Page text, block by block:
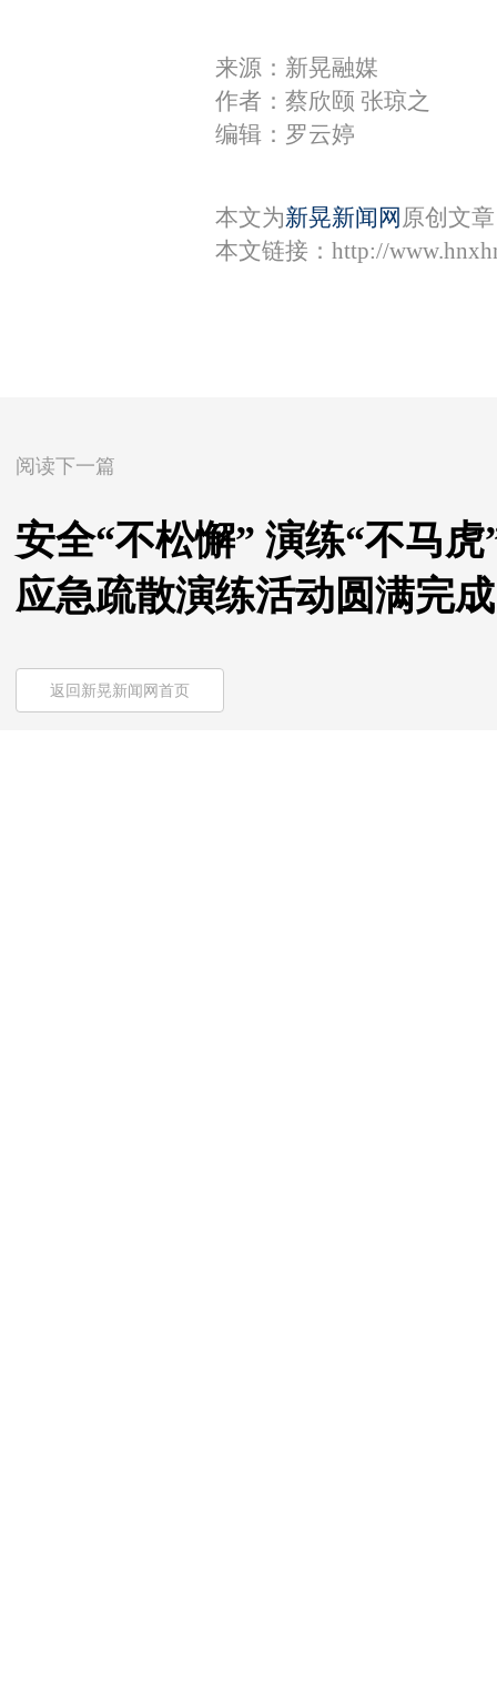
来源：新晃融媒
作者：蔡欣颐 张琼之
编辑：罗云婷
本文为新晃新闻网 原创文
本文链接： http://
阅读下一篇
安全“不松懈” 演练“不马
应急疏散演练活动圆满完成
返回新晃新闻网首页